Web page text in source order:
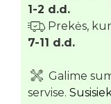
1-2 d.d.
Prekės,
7-11 d.d.
Galime
servise.